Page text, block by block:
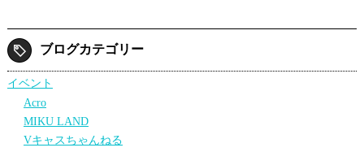
ブログカテゴリー
イベント
Acro
MIKU LAND
Vキャスちゃんねる